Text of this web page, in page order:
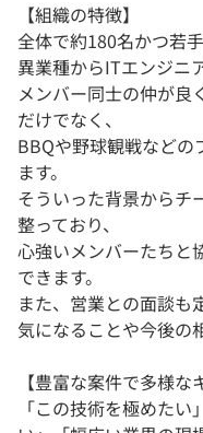
【組織の特徴】
全体で約180名かつ若
異業種からITエンジニ
メンバー同士の仲が良
だけでなく、
BBQや野球観戦など
ます。
そういった背景からチ
整っており、
心強いメンバーたちと
できます。
また、営業との面談も
気になることや今後
【豊富な案件で多様な
「この技術を極めた